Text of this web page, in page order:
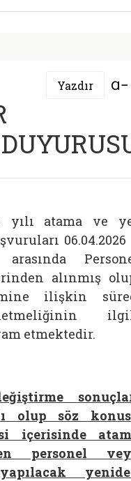
Yazdır
yılı atama ve
06.04.2026
alınmış
ilişkin
etmektedir.
olup söz
içerisinde
personel